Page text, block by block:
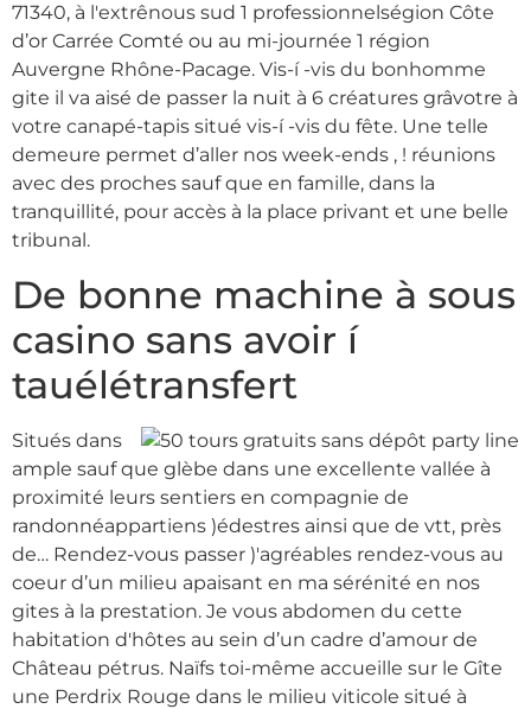
71340, à l'extrênous sud 1 professionnelségion Côte
d’or Carrée Comté ou au mi-journée 1 région
Auvergne Rhône-Pacage. Vis-í -vis du bonhomme
gite il va aisé de passer la nuit à 6 créatures grâvotre à
votre canapé-tapis situé vis-í -vis du fête. Une telle
demeure permet d’aller nos week-ends , ! réunions
avec des proches sauf que en famille, dans la
tranquillité, pour accès à la place privant et une belle
tribunal.
De bonne machine à sous
casino sans avoir í
tauélétransfert
Situés dans
ample sauf que glèbe dans une excellente vallée à
proximité leurs sentiers en compagnie de
randonnéappartiens )édestres ainsi que de vtt, près
de… Rendez-vous passer )'agréables rendez-vous au
coeur d’un milieu apaisant en ma sérénité en nos
gites à la prestation. Je vous abdomen du cette
habitation d'hôtes au sein d’un cadre d’amour de
Château pétrus. Naïfs toi-même accueille sur le Gîte
une Perdrix Rouge dans le milieu viticole situé à